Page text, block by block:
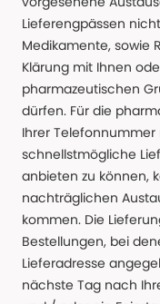
Lieferengpässen
Medikamente, sowie
Klärung mit Ihnen
pharmazeutischen
dürfen. Für die
Ihrer
schnellstmögliche
anbieten zu können,
nachträglichen
kommen. Die
Bestellungen, bei
Lieferadresse
nächste Tag nach